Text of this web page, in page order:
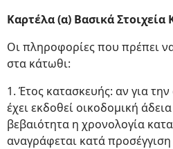
Καρτέλα (α) Βασικά Στοιχεία
Οι πληροφορίες που πρέπει
στα κάτωθι:
1. Έτος κατασκευής: αν για
έχει εκδοθεί οικοδομική
βεβαιότητα η χρονολογία
αναγράφεται κατά